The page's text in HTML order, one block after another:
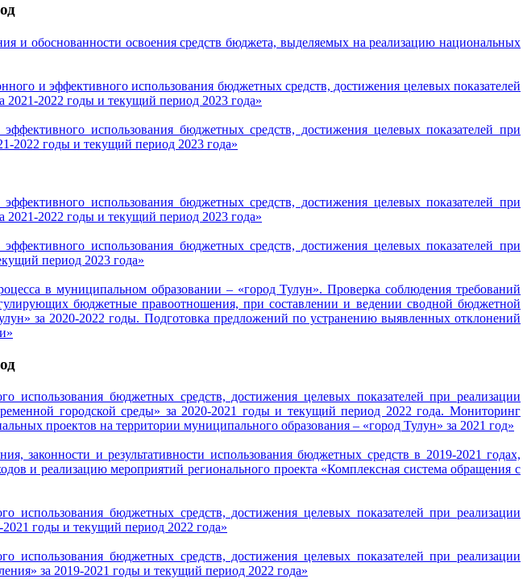
и обоснованности освоения средств бюджета, выделяемых на реализацию национальных
и эффективного использования бюджетных средств, достижения целевых показателей
2022 годы и текущий период 2023 года»
использования бюджетных средств, достижения целевых показателей при
2022 годы и текущий период 2023 года»
использования бюджетных средств, достижения целевых показателей при
2021-2022 годы и текущий период 2023 года»
использования бюджетных средств, достижения целевых показателей при
период 2023 года»
в муниципальном образовании – «город Тулун». Проверка соблюдения требований
бюджетные правоотношения, при составлении и ведении сводной бюджетной
за 2020-2022 годы. Подготовка предложений по устранению выявленных отклонений
использования бюджетных средств, достижения целевых показателей при реализации
городской среды» за 2020-2021 годы и текущий период 2022 года. Мониторинг
проектов на территории муниципального образования – «город Тулун» за 2021 год»
законности и результативности использования бюджетных средств в 2019-2021 годах,
и реализацию мероприятий регионального проекта «Комплексная система обращения с
использования бюджетных средств, достижения целевых показателей при реализации
годы и текущий период 2022 года»
использования бюджетных средств, достижения целевых показателей при реализации
за 2019-2021 годы и текущий период 2022 года»